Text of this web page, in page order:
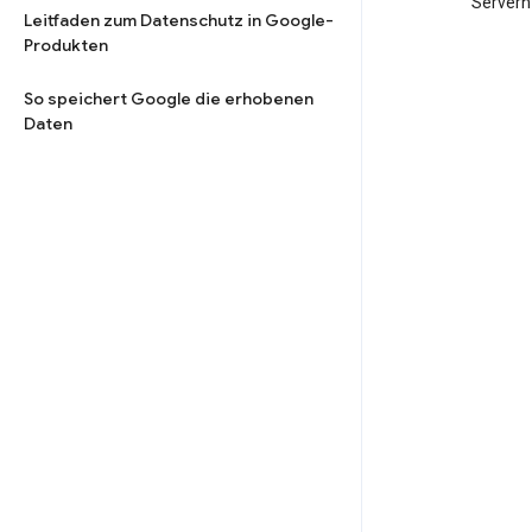
Leitfaden zum Datenschutz in Google-
Produkten
So speichert Google die erhobenen
Daten